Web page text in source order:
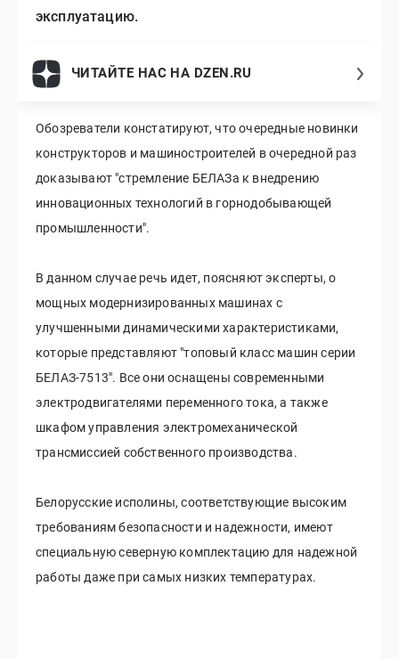
эксплуатацию.
ЧИТАЙТЕ НАС НА DZEN.RU
Обозреватели констатируют, что очередные новинки
конструкторов и машиностроителей в очередной раз
доказывают "стремление БЕЛАЗа к внедрению
инновационных технологий в горнодобывающей
промышленности".
В данном случае речь идет, поясняют эксперты, о
мощных модернизированных машинах с
улучшенными динамическими характеристиками,
которые представляют "топовый класс машин серии
БЕЛАЗ-7513". Все они оснащены современными
электродвигателями переменного тока, а также
шкафом управления электромеханической
трансмиссией собственного производства.
Белорусские исполины, соответствующие высоким
требованиям безопасности и надежности, имеют
специальную северную комплектацию для надежной
работы даже при самых низких температурах.